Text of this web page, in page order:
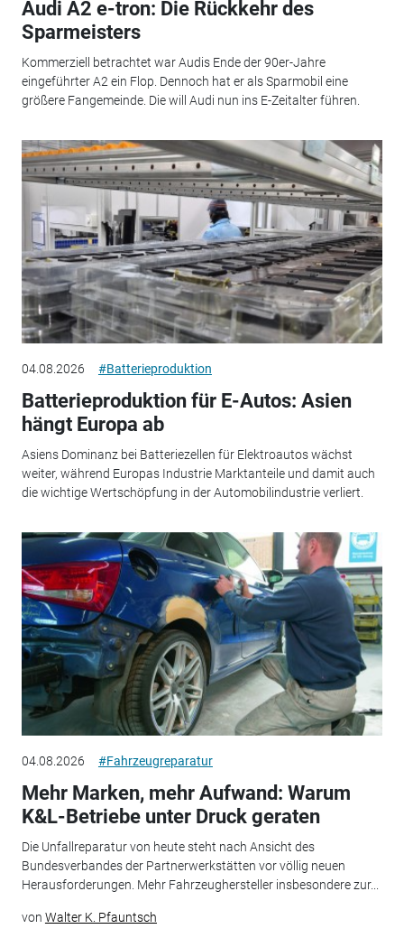
Audi A2 e-tron: Die Rückkehr des
Sparmeisters
Kommerziell betrachtet war Audis Ende der 90er-Jahre
eingeführter A2 ein Flop. Dennoch hat er als Sparmobil eine
größere Fangemeinde. Die will Audi nun ins E-Zeitalter führen.
04.08.2026 #Batterieproduktion
Batterieproduktion für E-Autos: Asien
hängt Europa ab
Asiens Dominanz bei Batteriezellen für Elektroautos wächst
weiter, während Europas Industrie Marktanteile und damit auch
die wichtige Wertschöpfung in der Automobilindustrie verliert.
04.08.2026 #Fahrzeugreparatur
Mehr Marken, mehr Aufwand: Warum
K&L-Betriebe unter Druck geraten
Die Unfallreparatur von heute steht nach Ansicht des
Bundesverbandes der Partnerwerkstätten vor völlig neuen
Herausforderungen. Mehr Fahrzeughersteller insbesondere zur...
von Walter K. Pfauntsch